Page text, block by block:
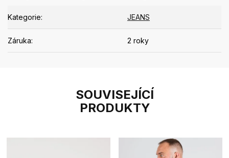
SOUVISEJÍCÍ
PRODUKTY
Kategorie: JEANS
Záruka: 2 roky